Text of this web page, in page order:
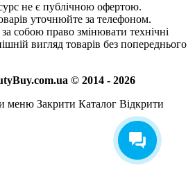
не є публічною офертою.
уточнюйте за телефоном.
собою право змінювати технічні
вигляд товарів без попереднього
© 2014 - 2026
меню Закрити Каталог Відкрити